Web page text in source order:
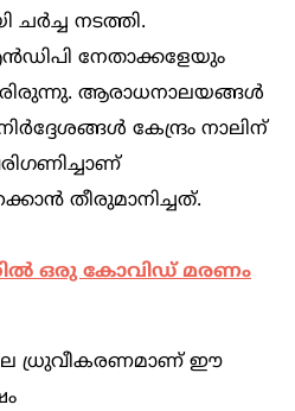
ചർച്ച നടത്തി.
നേതാക്കളേയും
ആരാധനാലയങ്ങൾ
കേന്ദ്രം നാലിന്‌
തീരുമാനിച്ചത്‌.
ഒരു കോവിഡ് മരണം
ധ്രുവീകരണമാണ് ഈ